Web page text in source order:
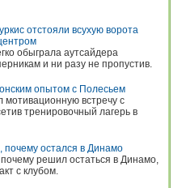
отстояли всухую ворота
обыграла аутсайдера
и ни разу не пропустив.
опытом с Полесьем
мотивационную встречу с
тренировочный лагерь в
почему остался в Динамо
решил остаться в Динамо,
с клубом.